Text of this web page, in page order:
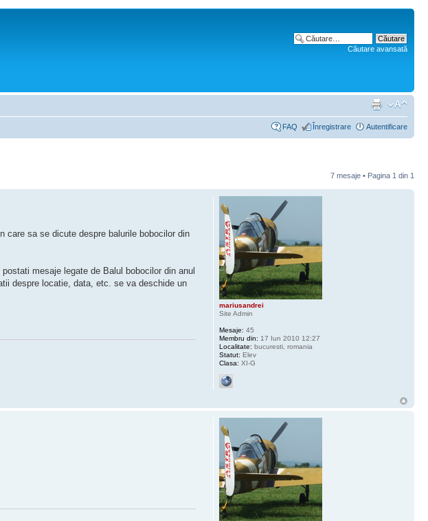
Căutare avansată
FAQ Înregistrare Autentificare
7 mesaje • Pagina 1 din 1
care sa se dicute despre balurile bobocilor din
mesaje legate de Balul bobocilor din anul
despre locatie, data, etc. se va deschide un
mariusandrei
Site Admin
Mesaje: 45
Membru din: 17 Iun 2010 12:27
Localitate: bucuresti, romania
Statut: Elev
Clasa: XI-G